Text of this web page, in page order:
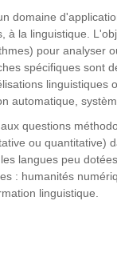
domaine
à la linguistique.
pour analyser
spécifiques sont
linguistiques
automatique,
questions
ou quantitative)
langues peu
: humanités
linguistique.